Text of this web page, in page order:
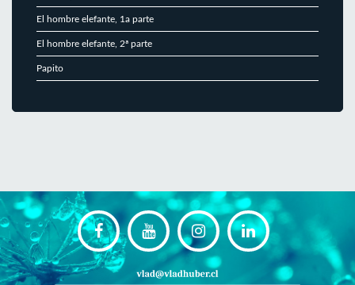
El hombre elefante, 1a parte
El hombre elefante, 2ª parte
Papito